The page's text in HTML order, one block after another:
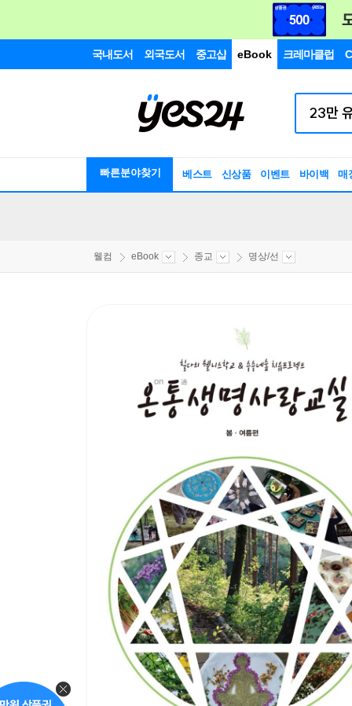
국내도서 외국도서 중고샵 eBook 크레마클럽
빠른분야찾기 베스트 신상품 이벤트 바이백 매
웰컴 eBook 종교 명상/선